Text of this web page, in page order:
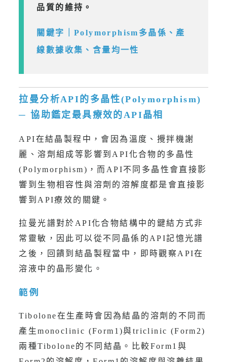
品質的維持。
關鍵字｜Polymorphism多晶係、產
線數據收集、含量均一性
拉曼分析API的多晶性(Polymorphism)
─ 協助鑑定最具療效的API晶相
API在結晶製程中，會因為溫度、攪拌機謝
麗、溶劑組成等影響到API化合物的多晶性
(Polymorphism)，而API不同多晶性會直接影
響到生物相容性與溶劑的溶解度都是會直接影
響到API療效的關鍵。
拉曼光譜對於API化合物結構中的鍵結方式非
常靈敏，因此可以從不同晶係的API記憶光譜
之後，回饋到結晶製程當中，即時觀察API在
溶液中的晶形變化。
範例
Tibolone在生產時會因為結晶的溶劑的不同而
產生monoclinic (Form1)與triclinic (Form2)
兩種Tibolone的不同結晶。比較Form1與